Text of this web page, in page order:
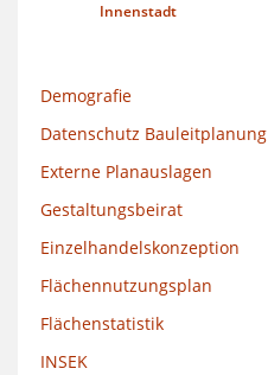
Innenstadt
Demografie
Datenschutz Bauleitplanung
Externe Planauslagen
Gestaltungsbeirat
Einzelhandelskonzeption
Flächennutzungsplan
Flächenstatistik
INSEK